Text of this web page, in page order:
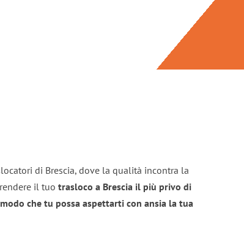
di Brescia, dove la qualità incontra la
il tuo trasloco a Brescia il più privo di
che tu possa aspettarti con ansia la tua